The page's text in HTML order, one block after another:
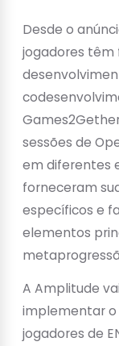
Desde o
jogadores têm
sessões de
em diferentes
forneceram
específicos e
elementos
A Amplitude
implementar o
jogadores de